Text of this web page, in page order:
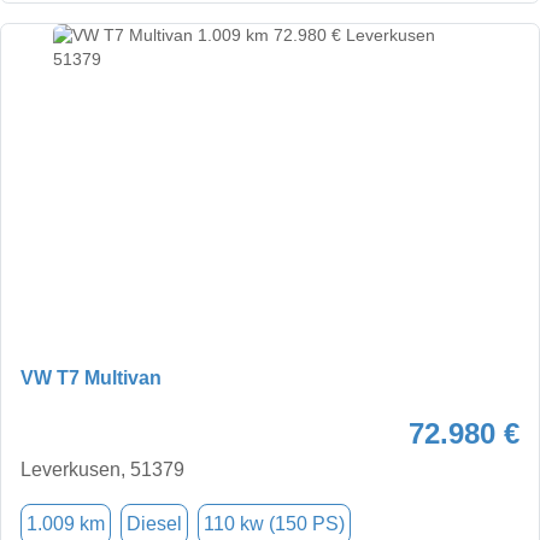
VW T7 Multivan
72.980 €
Leverkusen, 51379
1.009 km Diesel 110 kw (150 PS)